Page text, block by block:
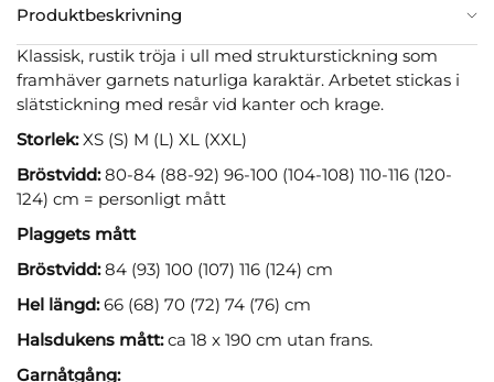
Produktbeskrivning
Klassisk, rustik tröja i ull med strukturstickning som
framhäver garnets naturliga karaktär. Arbetet stickas i
slätstickning med resår vid kanter och krage.
Storlek:XS (S) M (L) XL (XXL)
Bröstvidd:80-84 (88-92) 96-100 (104-108) 110-116 (120-
124) cm = personligt mått
Plaggets mått
Bröstvidd:84 (93) 100 (107) 116 (124) cm
Hel längd:66 (68) 70 (72) 74 (76) cm
Halsdukens mått:ca 18 x 190 cm utan frans.
Garnåtgång: